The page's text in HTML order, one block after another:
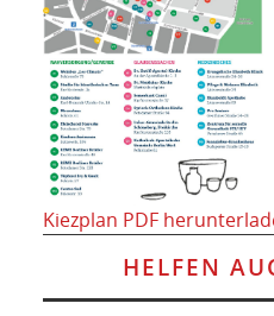
Kiezplan PDF
HELFEN